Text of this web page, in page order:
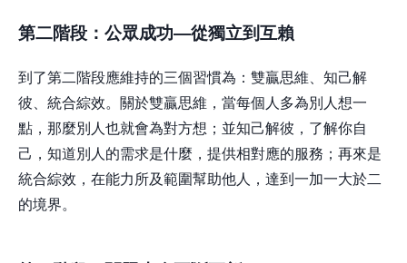
第二階段：公眾成功—從獨立到互賴
到了第二階段應維持的三個習慣為：雙贏思維、知己解
彼、統合綜效。關於雙贏思維，當每個人多為別人想一
點，那麼別人也就會為對方想；並知己解彼，了解你自
己，知道別人的需求是什麼，提供相對應的服務；再來是
統合綜效，在能力所及範圍幫助他人，達到一加一大於二
的境界。